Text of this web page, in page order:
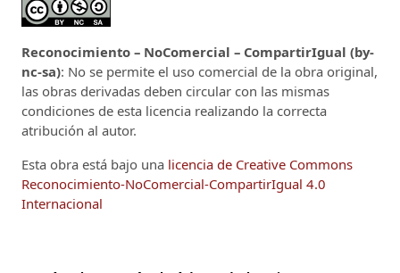
Reconocimiento – NoComercial – CompartirIgual (by-
nc-sa): No se permite el uso comercial de la obra original,
las obras derivadas deben circular con las mismas
condiciones de esta licencia realizando la correcta
atribución al autor.
Esta obra está bajo una licencia de Creative Commons
Reconocimiento-NoComercial-CompartirIgual 4.0
Internacional